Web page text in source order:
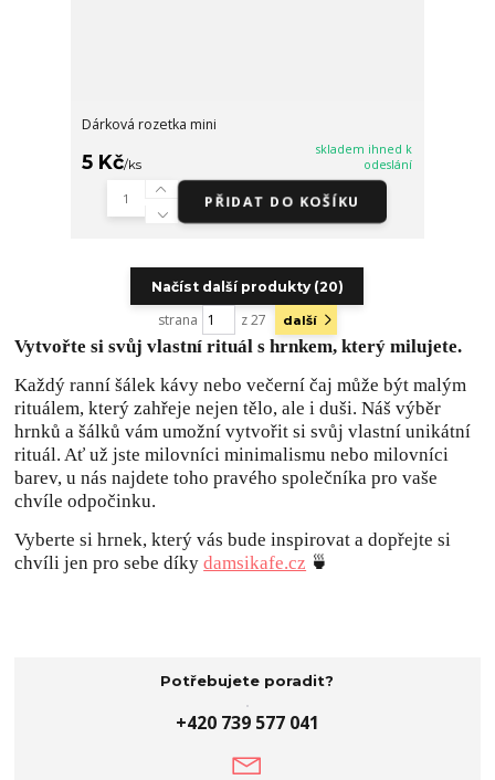
Dárková rozetka mini
5 Kč/ks
skladem ihned k
odeslání
PŘIDAT DO KOŠÍKU
Načíst další produkty (20)
strana z 27 další
Vytvořte si svůj vlastní rituál s hrnkem, který milujete.
Každý ranní šálek kávy nebo večerní čaj může být malým
rituálem, který zahřeje nejen tělo, ale i duši. Náš výběr
hrnků a šálků vám umožní vytvořit si svůj vlastní unikátní
rituál. Ať už jste milovníci minimalismu nebo milovníci
barev, u nás najdete toho pravého společníka pro vaše
chvíle odpočinku.
Vyberte si hrnek, který vás bude inspirovat a dopřejte si
chvíli jen pro sebe díkydamsikafe.cz 🍵
Potřebujete poradit?
+420 739 577 041